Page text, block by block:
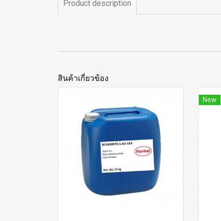
Product description
สินค้าเกี่ยวข้อง
New